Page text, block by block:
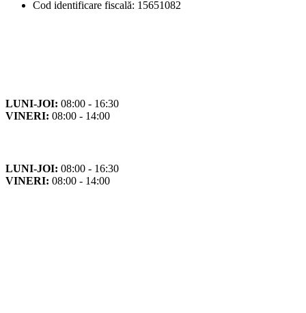
Cod identificare fiscală: 15651082
LUNI-JOI: 08:00 - 16:30
VINERI: 08:00 - 14:00
LUNI-JOI: 08:00 - 16:30
VINERI: 08:00 - 14:00